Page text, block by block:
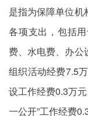
是指为保障单位机
各项支出，包括
费、水电费、办公
组织活动经费7.5
设工作经费0.3万
一公开”工作经费